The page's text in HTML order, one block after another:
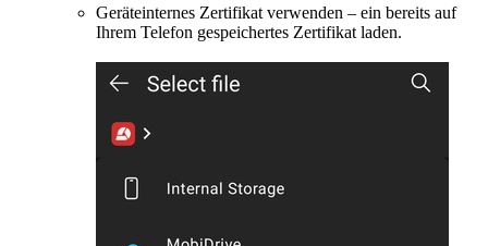
Geräteinternes Zertifikat verwenden – ein bereits auf
Ihrem Telefon gespeichertes Zertifikat laden.